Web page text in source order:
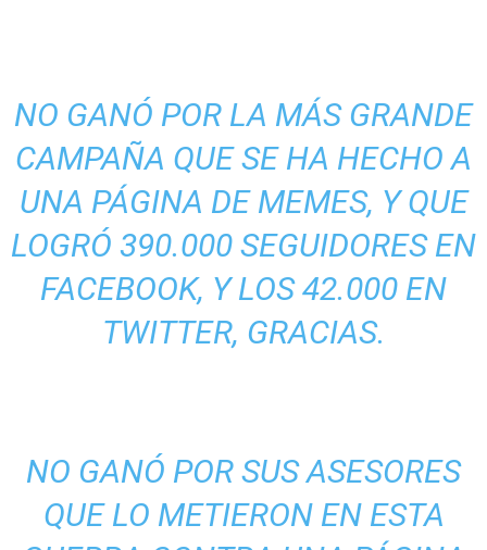
NO GANÓ POR LA MÁS GRANDE
CAMPAÑA QUE SE HA HECHO A
UNA PÁGINA DE MEMES, Y QUE
LOGRÓ 390.000 SEGUIDORES EN
FACEBOOK, Y LOS 42.000 EN
TWITTER, GRACIAS.
NO GANÓ POR SUS ASESORES
QUE LO METIERON EN ESTA